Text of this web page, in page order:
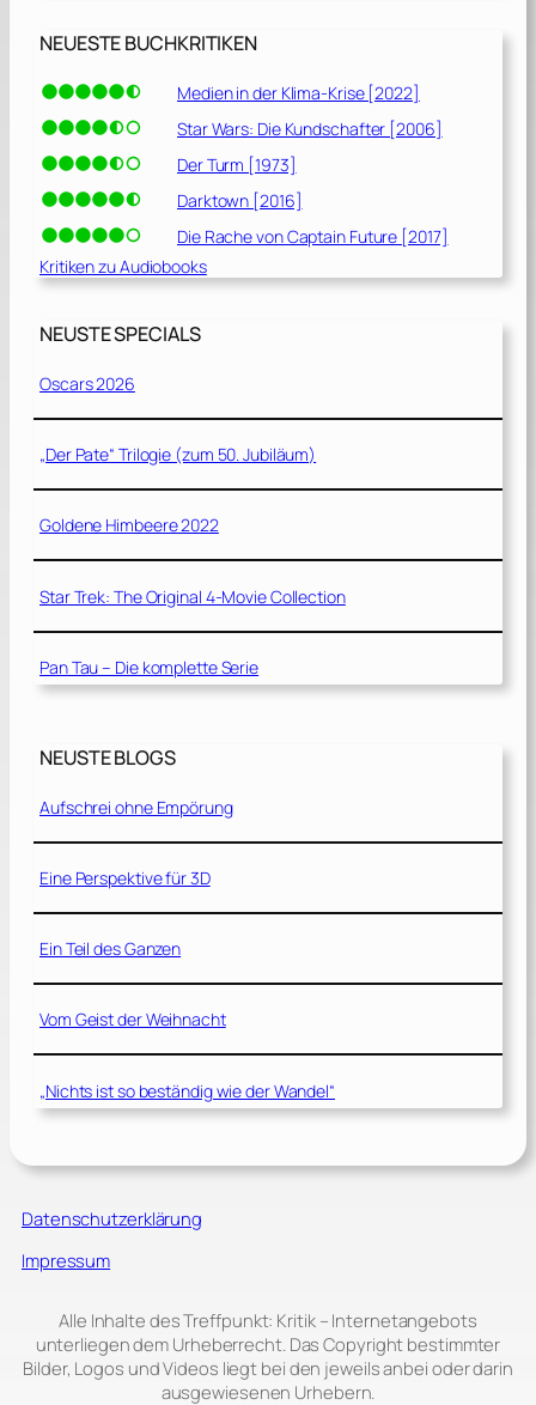
NEUESTE BUCHKRITIKEN
Medien in der Klima-Krise [2022]
Star Wars: Die Kundschafter [2006]
Der Turm [1973]
Darktown [2016]
Die Rache von Captain Future [2017]
Kritiken zu Audiobooks
NEUSTE SPECIALS
Oscars 2026
„Der Pate“ Trilogie (zum 50. Jubiläum)
Goldene Himbeere 2022
Star Trek: The Original 4-Movie Collection
Pan Tau – Die komplette Serie
NEUSTE BLOGS
Aufschrei ohne Empörung
Eine Perspektive für 3D
Ein Teil des Ganzen
Vom Geist der Weihnacht
„Nichts ist so beständig wie der Wandel“
Datenschutzerklärung
Impressum
Alle Inhalte des Treffpunkt: Kritik – Internetangebots
unterliegen dem Urheberrecht. Das Copyright bestimmter
Bilder, Logos und Videos liegt bei den jeweils anbei oder darin
ausgewiesenen Urhebern.